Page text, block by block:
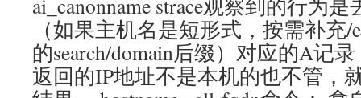
ai_canonname strace观察到的行为
（如果主机名是短形式，按需补充/
的search/domain后缀）对应的A记
返回的IP地址不是本机的也不管，